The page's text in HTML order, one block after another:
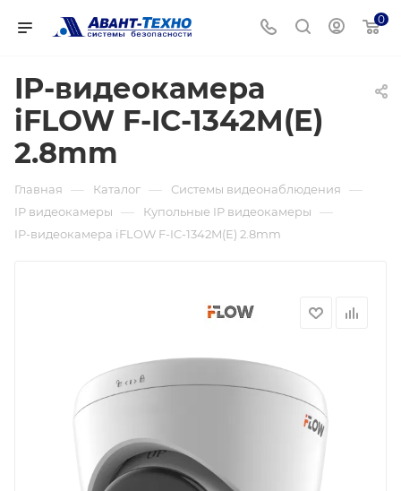
0
IP-видеокамера
iFLOW F-IC-1342M(Е)
2.8mm
Главная — Каталог — Системы видеонаблюдения —
IP видеокамеры — Купольные IP видеокамеры —
IP-видеокамера iFLOW F-IC-1342M(Е) 2.8mm